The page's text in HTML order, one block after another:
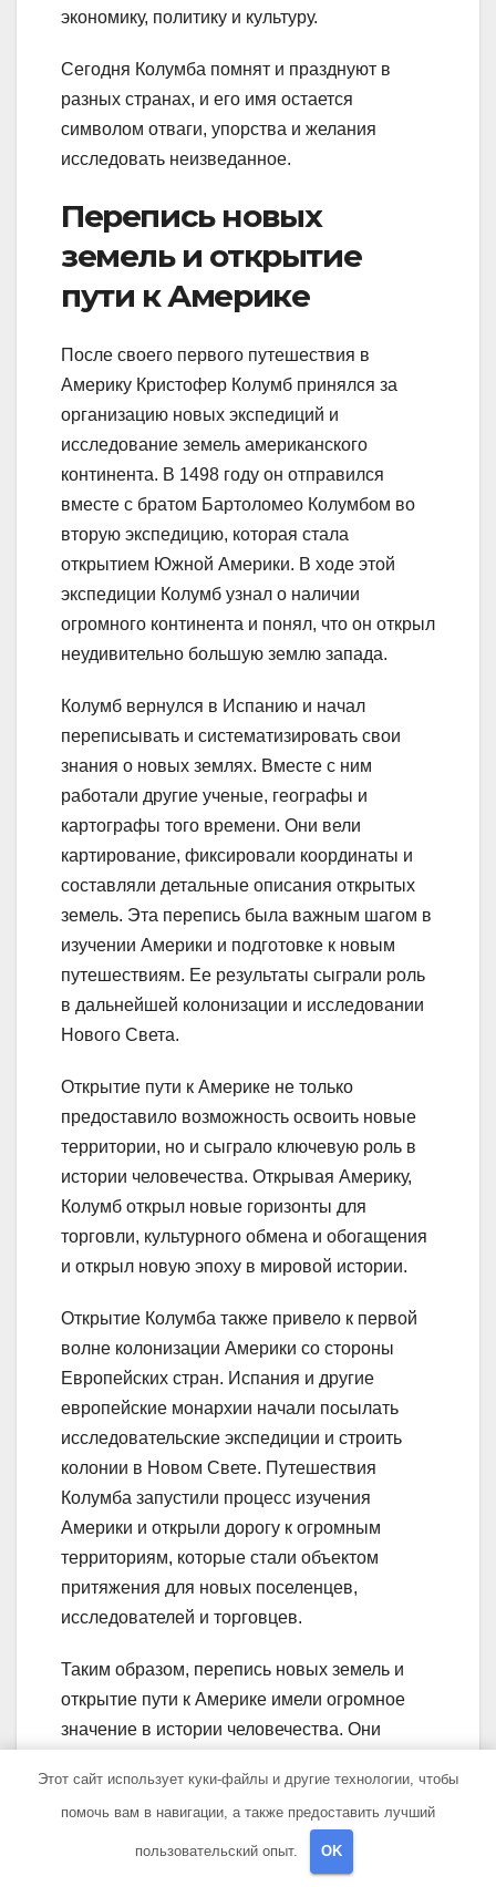
экономику, политику и культуру.
Сегодня Колумба помнят и празднуют в
разных странах, и его имя остается
символом отваги, упорства и желания
исследовать неизведанное.
Перепись новых
земель и открытие
пути к Америке
После своего первого путешествия в
Америку Кристофер Колумб принялся за
организацию новых экспедиций и
исследование земель американского
континента. В 1498 году он отправился
вместе с братом Бартоломео Колумбом во
вторую экспедицию, которая стала
открытием Южной Америки. В ходе этой
экспедиции Колумб узнал о наличии
огромного континента и понял, что он открыл
неудивительно большую землю запада.
Колумб вернулся в Испанию и начал
переписывать и систематизировать свои
знания о новых землях. Вместе с ним
работали другие ученые, географы и
картографы того времени. Они вели
картирование, фиксировали координаты и
составляли детальные описания открытых
земель. Эта перепись была важным шагом в
изучении Америки и подготовке к новым
путешествиям. Ее результаты сыграли роль
в дальнейшей колонизации и исследовании
Нового Света.
Открытие пути к Америке не только
предоставило возможность освоить новые
территории, но и сыграло ключевую роль в
истории человечества. Открывая Америку,
Колумб открыл новые горизонты для
торговли, культурного обмена и обогащения
и открыл новую эпоху в мировой истории.
Открытие Колумба также привело к первой
волне колонизации Америки со стороны
Европейских стран. Испания и другие
европейские монархии начали посылать
исследовательские экспедиции и строить
колонии в Новом Свете. Путешествия
Колумба запустили процесс изучения
Америки и открыли дорогу к огромным
территориям, которые стали объектом
притяжения для новых поселенцев,
исследователей и торговцев.
Таким образом, перепись новых земель и
открытие пути к Америке имели огромное
значение в истории человечества. Они
территории, установить контакты с новыми
культурами и провести первую волну
колонизации Америки. Эти события
изменили ход мировой истории и сыграли
Этот сайт использует куки-файлы и другие технологии, чтобы
помочь вам в навигации, а также предоставить лучший
пользовательский опыт. OK